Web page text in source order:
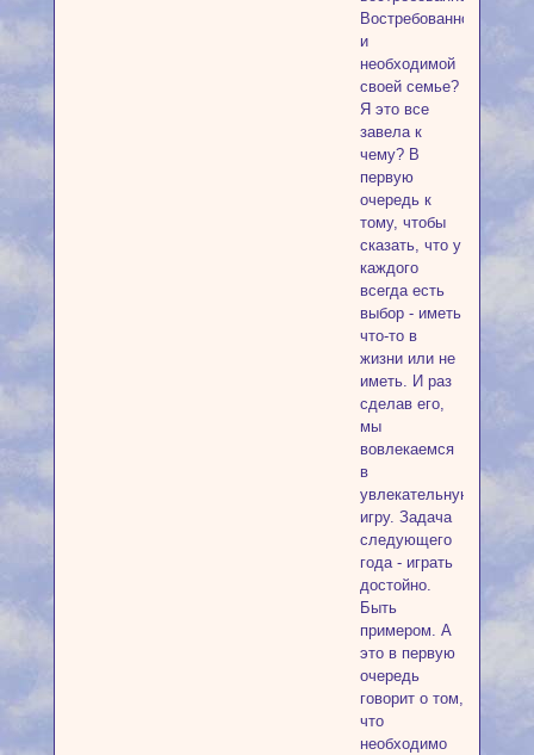
Востребованной
и
необходимой
своей семье?
Я это все
завела к
чему? В
первую
очередь к
тому, чтобы
сказать, что у
каждого
всегда есть
выбор - иметь
что-то в
жизни или не
иметь. И раз
сделав его,
мы
вовлекаемся
в
увлекательную
игру. Задача
следующего
года - играть
достойно.
Быть
примером. А
это в первую
очередь
говорит о том,
что
необходимо